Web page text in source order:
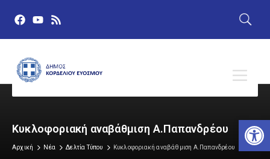
Κυκλοφοριακή αναβάθμιση Α.Παπανδρέου
Αρχική Νέα Δελτία Τύπου Κυκλοφοριακή αναβάθμιση Α.Παπανδρέου